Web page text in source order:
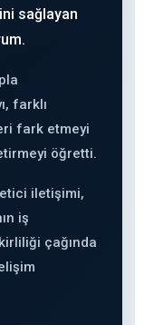
sağlayan
farklı
fark etmeyi
öğretti.
iletişimi,
iş
çağında